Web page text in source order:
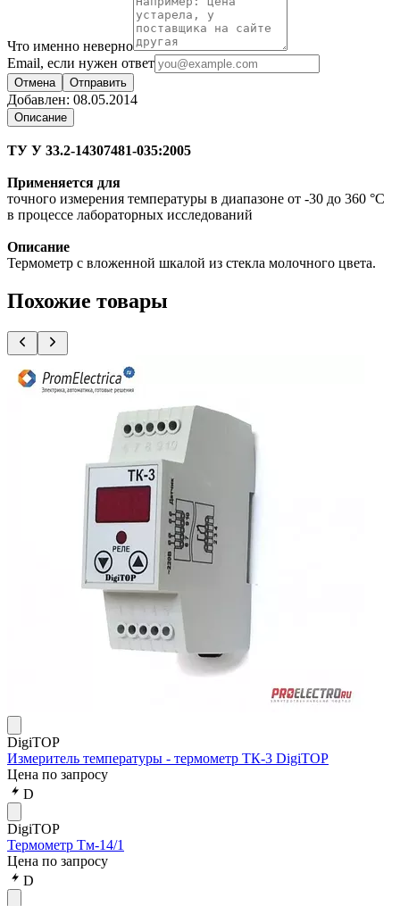
Что именно неверно
Email, если нужен ответ
Отмена Отправить
Добавлен: 08.05.2014
Описание
ТУ У 33.2-14307481-035:2005
Применяется для
точного измерения температуры в диапазоне от -30 до 360 °С
в процессе лабораторных исследований
Описание
Термометр с вложенной шкалой из стекла молочного цвета.
Похожие товары
DigiTOP
Измеритель температуры - термометр ТК-3 DigiTOP
Цена по запросу
D
DigiTOP
Термометр Тм-14/1
Цена по запросу
D